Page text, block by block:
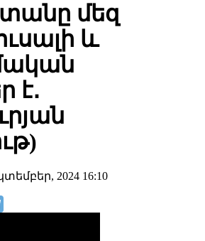
մեզ
և
է․
2024 16:10